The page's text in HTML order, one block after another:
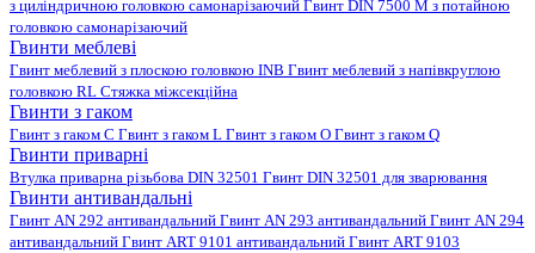
з циліндричною головкою самонарізаючий Гвинт DIN 7500 M з потайною
головкою самонарізаючий
Гвинти меблеві
Гвинт меблевий з плоскою головкою INB Гвинт меблевий з напівкруглою
головкою RL Стяжка міжсекційна
Гвинти з гаком
Гвинт з гаком C Гвинт з гаком L Гвинт з гаком O Гвинт з гаком Q
Гвинти приварні
Втулка приварна різьбова DIN 32501 Гвинт DIN 32501 для зварювання
Гвинти антивандальні
Гвинт AN 292 антивандальний Гвинт AN 293 антивандальний Гвинт AN 294
антивандальний Гвинт ART 9101 антивандальний Гвинт ART 9103